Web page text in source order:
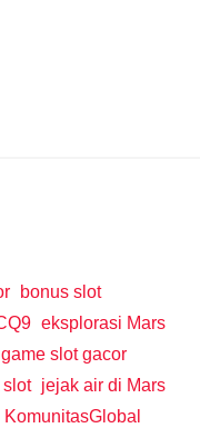
bonus slot
eksplorasi Mars
game slot gacor
slot jejak air di Mars
KomunitasGlobal